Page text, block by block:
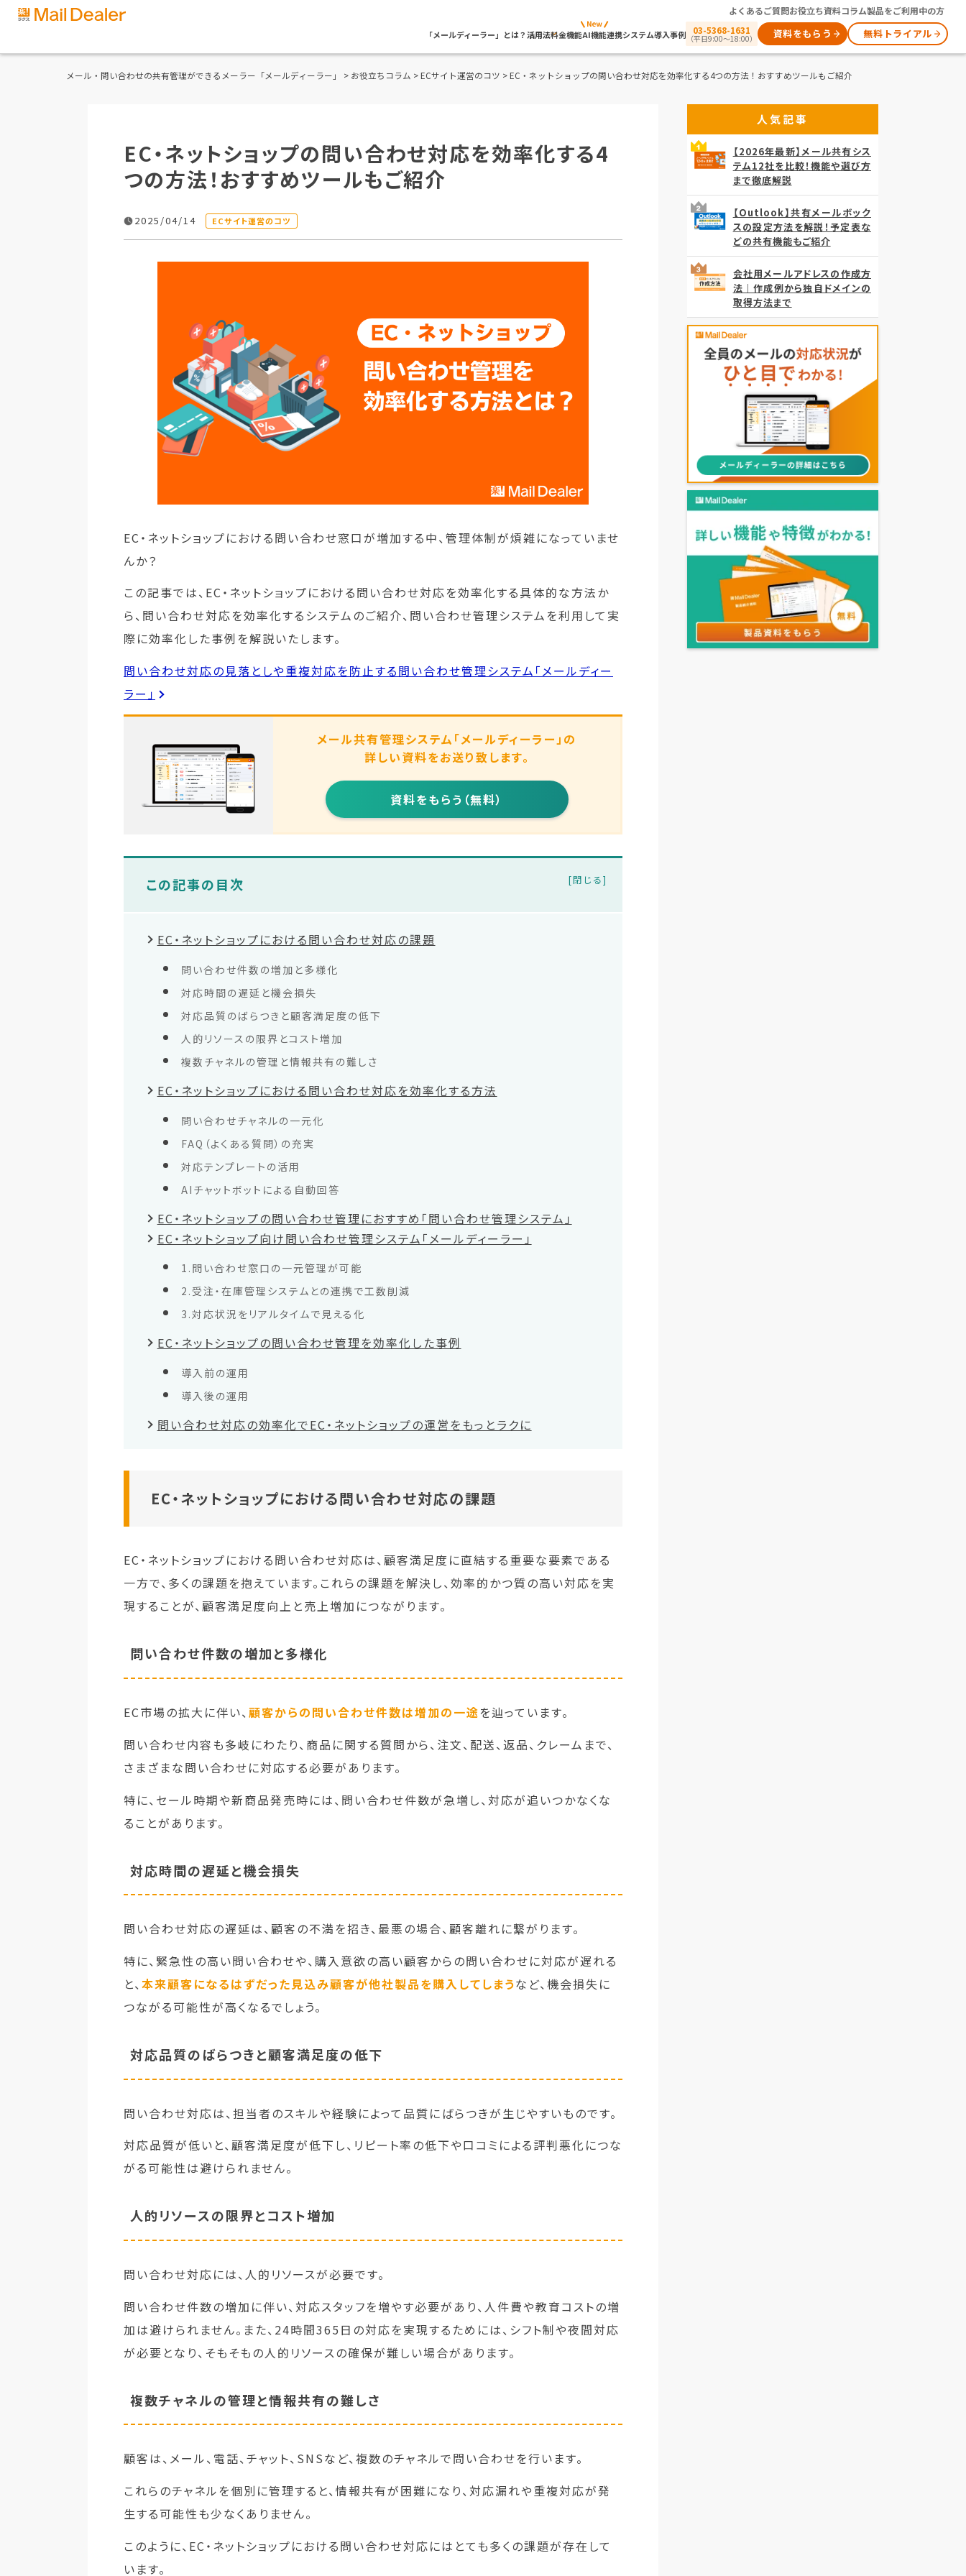
よくあるご質問お役立ち資料コラム製品をご利用中の方
「メールディーラー」とは？活用法料金機能AI機能連携システム導入事例 03-5368-1631
（平日9:00～18:00） 資料をもらう 無料トライアル
メール・問い合わせの共有管理ができるメーラー「メールディーラー」 > お役立ちコラム >ECサイト運営のコツ > EC・ネットショップの問い合わせ対応を効率化する4つの方法！おすすめツールもご紹介
EC・ネットショップの問い合わせ対応を効率化する4
つの方法！おすすめツールもご紹介
2025/04/14 ECサイト運営のコツ
EC・ネットショップにおける問い合わせ窓口が増加する中、管理体制が煩雑になっていませ
んか？
この記事では、EC・ネットショップにおける問い合わせ対応を効率化する具体的な方法か
ら、問い合わせ対応を効率化するシステムのご紹介、問い合わせ管理システムを利用して実
際に効率化した事例を解説いたします。
問い合わせ対応の見落としや重複対応を防止する問い合わせ管理システム「メールディー
ラー」
メール共有管理システム 「メールディーラー」の
詳しい資料をお送り致します。
資料をもらう（無料）
この記事の目次
EC・ネットショップにおける問い合わせ対応の課題
問い合わせ件数の増加と多様化
対応時間の遅延と機会損失
対応品質のばらつきと顧客満足度の低下
人的リソースの限界とコスト増加
複数チャネルの管理と情報共有の難しさ
EC・ネットショップにおける問い合わせ対応を効率化する方法
問い合わせチャネルの一元化
FAQ（よくある質問）の充実
対応テンプレートの活用
AIチャットボットによる自動回答
EC・ネットショップの問い合わせ管理におすすめ「問い合わせ管理システム」
EC・ネットショップ向け問い合わせ管理システム「メールディーラー」
1.問い合わせ窓口の一元管理が可能
2.受注・在庫管理システムとの連携で工数削減
3.対応状況をリアルタイムで見える化
EC・ネットショップの問い合わせ管理を効率化した事例
導入前の運用
導入後の運用
問い合わせ対応の効率化でEC・ネットショップの運営をもっとラクに
EC・ネットショップにおける問い合わせ対応の課題
EC・ネットショップにおける問い合わせ対応は、顧客満足度に直結する重要な要素である
一方で、多くの課題を抱えています。これらの課題を解決し、効率的かつ質の高い対応を実
現することが、顧客満足度向上と売上増加につながります。
問い合わせ件数の増加と多様化
EC市場の拡大に伴い、顧客からの問い合わせ件数は増加の一途を辿っています。
問い合わせ内容も多岐にわたり、商品に関する質問から、注文、配送、返品、クレームまで、
さまざまな問い合わせに対応する必要があります。
特に、セール時期や新商品発売時には、問い合わせ件数が急増し、対応が追いつかなくな
ることがあります。
対応時間の遅延と機会損失
問い合わせ対応の遅延は、顧客の不満を招き、最悪の場合、顧客離れに繋がります。
特に、緊急性の高い問い合わせや、購入意欲の高い顧客からの問い合わせに対応が遅れる
と、本来顧客になるはずだった見込み顧客が他社製品を購入してしまうなど、機会損失に
つながる可能性が高くなるでしょう。
対応品質のばらつきと顧客満足度の低下
問い合わせ対応は、担当者のスキルや経験によって品質にばらつきが生じやすいものです。
対応品質が低いと、顧客満足度が低下し、リピート率の低下や口コミによる評判悪化につな
がる可能性は避けられません。
人的リソースの限界とコスト増加
問い合わせ対応には、人的リソースが必要です。
問い合わせ件数の増加に伴い、対応スタッフを増やす必要があり、人件費や教育コストの増
加は避けられません。また、24時間365日の対応を実現するためには、シフト制や夜間対応
が必要となり、そもそもの人的リソースの確保が難しい場合があります。
複数チャネルの管理と情報共有の難しさ
顧客は、メール、電話、チャット、SNSなど、複数のチャネルで問い合わせを行います。
これらのチャネルを個別に管理すると、情報共有が困難になり、対応漏れや重複対応が発
生する可能性も少なくありません。
このように、EC・ネットショップにおける問い合わせ対応にはとても多くの課題が存在して
います。
人気記事
【2026年最新】メール共有シス
テム12社を比較！機能や選び方
まで徹底解説
【Outlook】共有メールボック
スの設定方法を解説！予定表な
どの共有機能もご紹介
会社用メールアドレスの作成方
法｜作成例から独自ドメインの
取得方法まで